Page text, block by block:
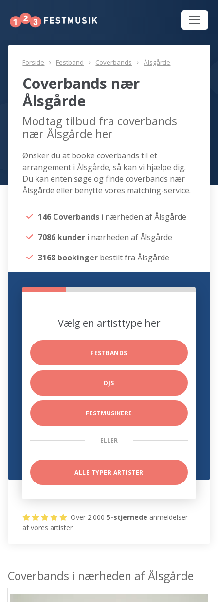
Forside Festband Coverbands Ålsgårde
Coverbands nær
Ålsgårde
Modtag tilbud fra coverbands
nær Ålsgårde her
Ønsker du at booke coverbands til et
arrangement i Ålsgårde, så kan vi hjælpe dig.
Du kan enten søge og finde coverbands nær
Ålsgårde eller benytte vores matching-service.
146 Coverbands i nærheden af Ålsgårde
7086 kunder i nærheden af Ålsgårde
3168 bookinger bestilt fra Ålsgårde
Vælg en artisttype her
FESTBANDS
DJS
FESTMUSIKERE
ELLER
ALLE TYPER ARTISTER
Over 2.0005-stjernede anmeldelser
af vores artister
Coverbands i nærheden af Ålsgårde